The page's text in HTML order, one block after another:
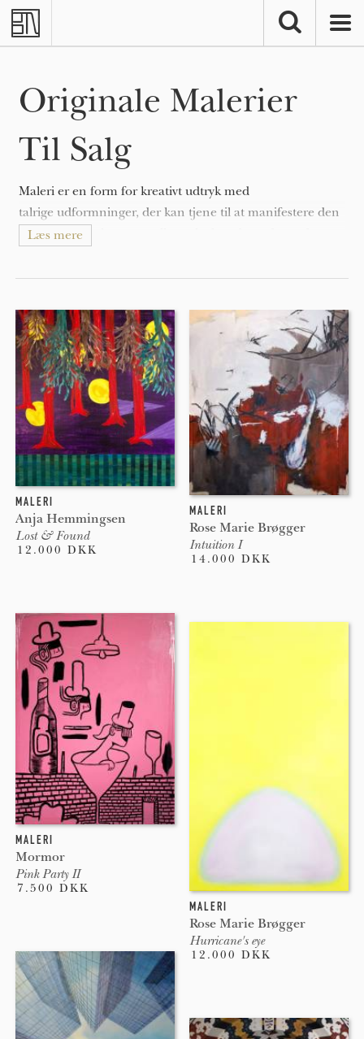
Skip to main content
Originale Malerier
Til Salg
Maleri er en form for kreativt udtryk med
talrige udformninger, der kan tjene til at manifestere den
ekspressive og konceptuelle tanke hos den udøvende.
Malerier kan være naturalistiske og repræsentative (som i
fortællende (som i symbolisme), følelsesladede (som i
ekspressionisme), eller politiske (som i artivisme).
Læs mere
MALERI
Anja Hemmingsen
Lost & Found
12.000 DKK
MALERI
Mormor
Pink Party II
7.500 DKK
MALERI
Rose Marie Brøgger
Intuition I
14.000 DKK
MALERI
Rose Marie Brøgger
Hurricane's eye
12.000 DKK